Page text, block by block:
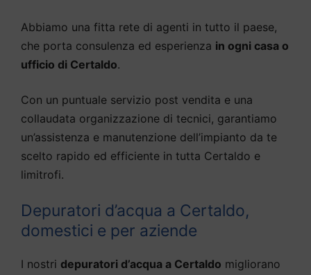
Abbiamo una fitta rete di agenti in tutto il paese,
che porta consulenza ed esperienza in ogni casa o
ufficio di Certaldo.
Con un puntuale servizio post vendita e una
collaudata organizzazione di tecnici, garantiamo
un’assistenza e manutenzione dell’impianto da te
scelto rapido ed efficiente in tutta Certaldo e
limitrofi.
Depuratori d’acqua a Certaldo,
domestici e per aziende
I nostri depuratori d’acqua a Certaldo migliorano